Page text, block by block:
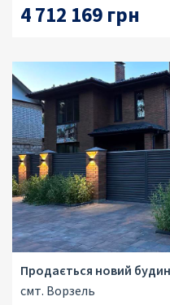
4 712 169 грн
Продається новий
смт. Ворзель